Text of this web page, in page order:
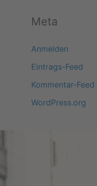
Meta
Anmelden
Eintrags-Feed
Kommentar-Feed
WordPress.org